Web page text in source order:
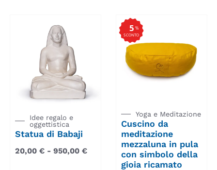
Idee regalo e
oggettistica
Statua di Babaji
20,00 € - 950,00 €
%
SCONTO
5
Yoga e Meditazione
Cuscino da
meditazione
mezzaluna in pula
con simbolo della
gioia ricamato